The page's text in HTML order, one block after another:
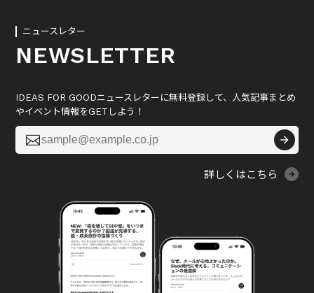
ニュースレター
NEWSLETTER
IDEAS FOR GOODニュースレターに無料登録して、人気記事まとめ
やイベント情報をGETしよう！

詳しくはこちら